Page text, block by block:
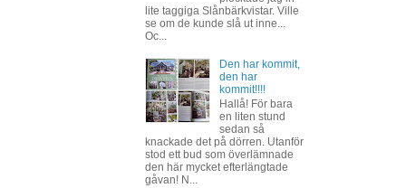
lite taggiga Slånbärkvistar. Ville
se om de kunde slå ut inne...
Oc...
Den har kommit,
den har
kommit!!!!
Hallå! För bara
en liten stund
sedan så
knackade det på dörren. Utanför
stod ett bud som överlämnade
den här mycket efterlängtade
gåvan! N...